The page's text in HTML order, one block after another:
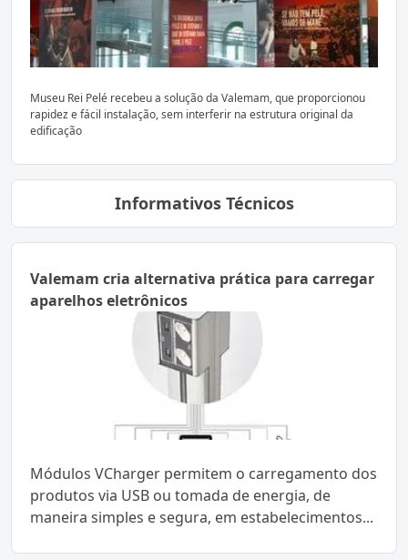
Museu Rei Pelé recebeu a solução da Valemam, que proporcionou
rapidez e fácil instalação, sem interferir na estrutura original da
edificação
Informativos Técnicos
Valemam cria alternativa prática para carregar
aparelhos eletrônicos
Módulos VCharger permitem o carregamento dos
produtos via USB ou tomada de energia, de
maneira simples e segura, em estabelecimentos...